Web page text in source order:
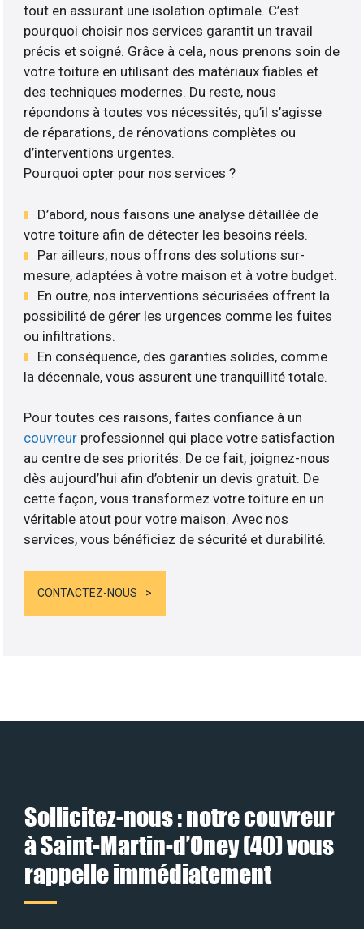
tout en assurant une isolation optimale. C’est
pourquoi choisir nos services garantit un travail
précis et soigné. Grâce à cela, nous prenons soin de
votre toiture en utilisant des matériaux fiables et
des techniques modernes. Du reste, nous
répondons à toutes vos nécessités, qu’il s’agisse
de réparations, de rénovations complètes ou
d’interventions urgentes.
Pourquoi opter pour nos services ?
D’abord, nous faisons une analyse détaillée de
votre toiture afin de détecter les besoins réels.
Par ailleurs, nous offrons des solutions sur-
mesure, adaptées à votre maison et à votre budget.
En outre, nos interventions sécurisées offrent la
possibilité de gérer les urgences comme les fuites
ou infiltrations.
En conséquence, des garanties solides, comme
la décennale, vous assurent une tranquillité totale.
Pour toutes ces raisons, faites confiance à un
couvreur professionnel qui place votre satisfaction
au centre de ses priorités. De ce fait, joignez-nous
dès aujourd’hui afin d’obtenir un devis gratuit. De
cette façon, vous transformez votre toiture en un
véritable atout pour votre maison. Avec nos
services, vous bénéficiez de sécurité et durabilité.
CONTACTEZ-NOUS
Sollicitez-nous : notre couvreur
à Saint-Martin-d’Oney (40) vous
rappelle immédiatement